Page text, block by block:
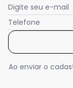
Digite seu e-mail
Telefone
Ao enviar o
Nós utilizamos
experiência de
publicidade
que você está
Privacidadepara